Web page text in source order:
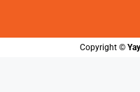
Copyright ©️